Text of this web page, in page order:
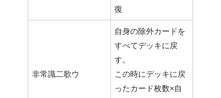
復
非常識二歌ウ
自身の除外カードを
すべてデッキに戻
す。
この時にデッキに戻
ったカード枚数×自